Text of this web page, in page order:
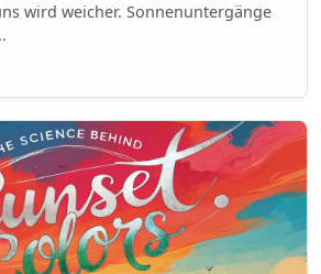
wird weicher. Sonnenuntergänge